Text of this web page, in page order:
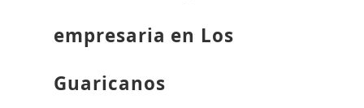
empresaria en Los
Guaricanos